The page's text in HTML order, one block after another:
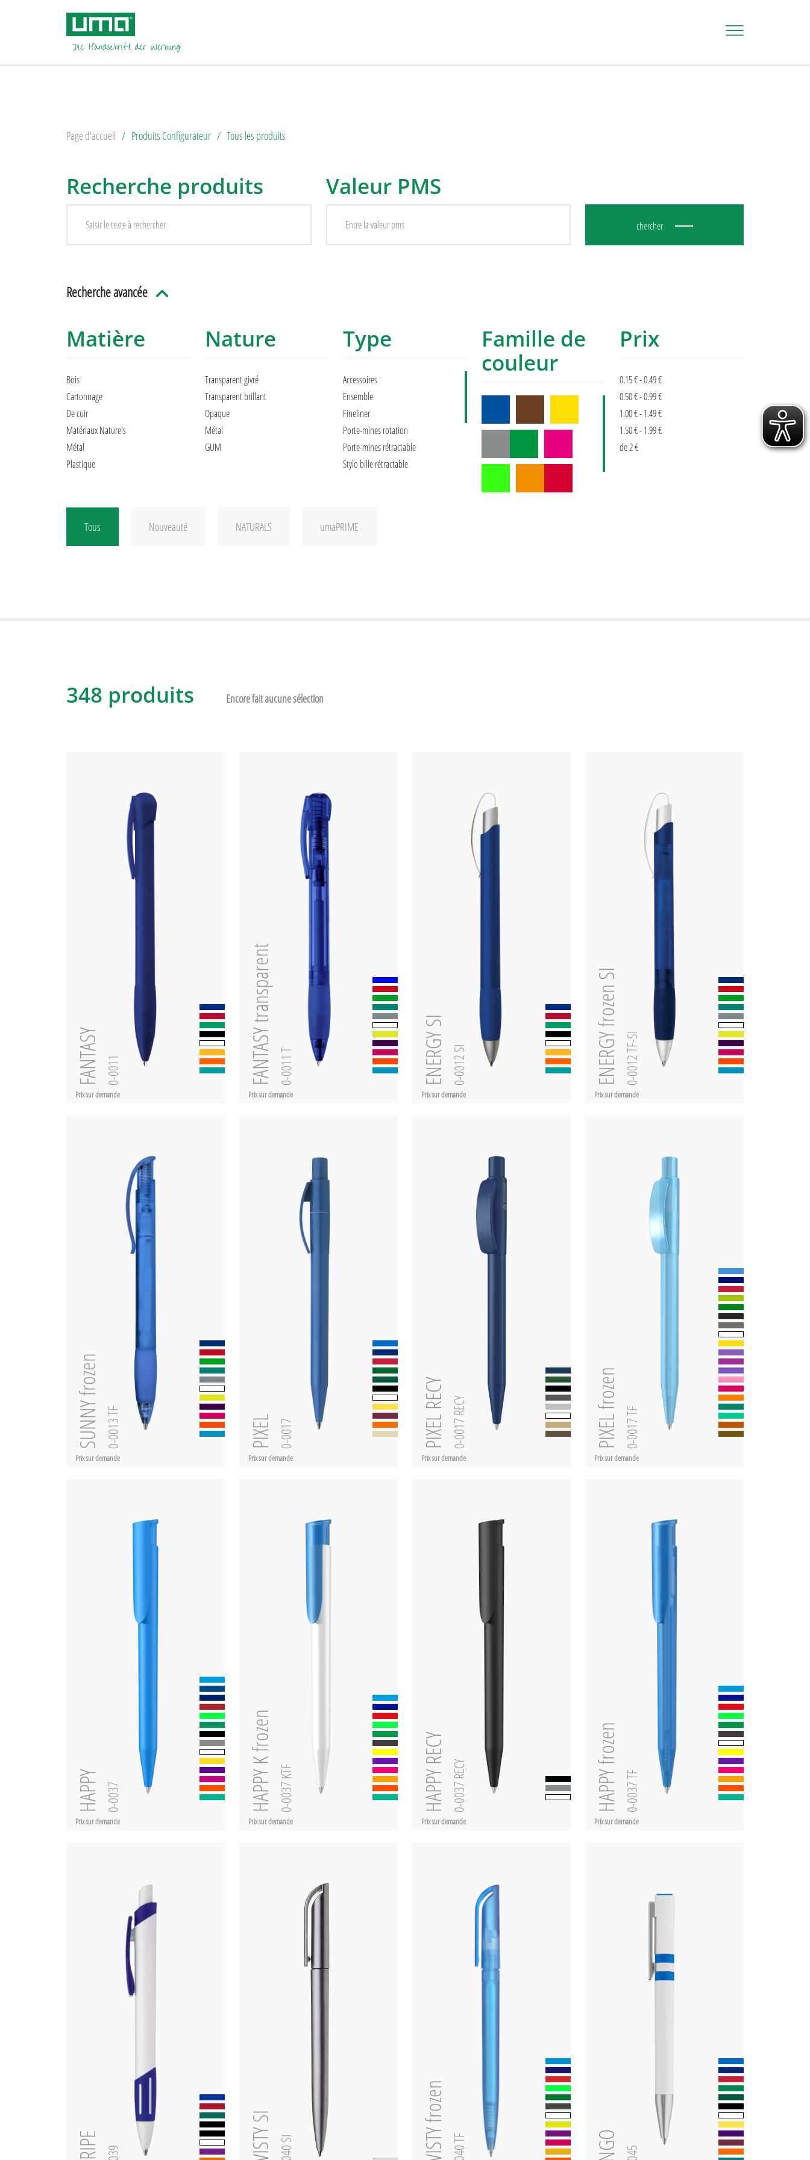
Page d'accueil Produits Configurateur Tous les produits
Recherche produits Valeur PMS
chercher
Recherche avancée
Matière
Bois
Cartonnage
De cuir
Matériaux Naturels
Métal
Plastique
Nature
Transparent givré
Transparent brillant
Opaque
Métal
GUM
Type
Accessoires
Ensemble
Fineliner
Porte-mines rotation
Porte-mines rétractable
Stylo bille rétractable
Surligneur
Famille de
couleur
Prix
0.15 € - 0.49 €
0.50 € - 0.99 €
1.00 € - 1.49 €
1.50 € - 1.99 €
de 2 €
Tous Nouveauté NATURALS umaPRIME
348 produits Encore fait aucune sélection
Prix sur demande
FANTASY 0-0011
Prix sur demande
FANTASY transparent 0-0011 T
Prix sur demande
ENERGY SI 0-0012 SI
Prix sur demande
ENERGY frozen SI 0-0012 TF-SI
Prix sur demande
SUNNY frozen 0-0013 TF
Prix sur demande
PIXEL 0-0017
Prix sur demande
PIXEL RECY 0-0017 RECY
Prix sur demande
PIXEL frozen 0-0017 TF
Prix sur demande
HAPPY 0-0037
Prix sur demande
HAPPY K frozen 0-0037 KTF
Prix sur demande
HAPPY RECY 0-0037 RECY
Prix sur demande
HAPPY frozen 0-0037 TF
TWISTY SI TWISTY frozen